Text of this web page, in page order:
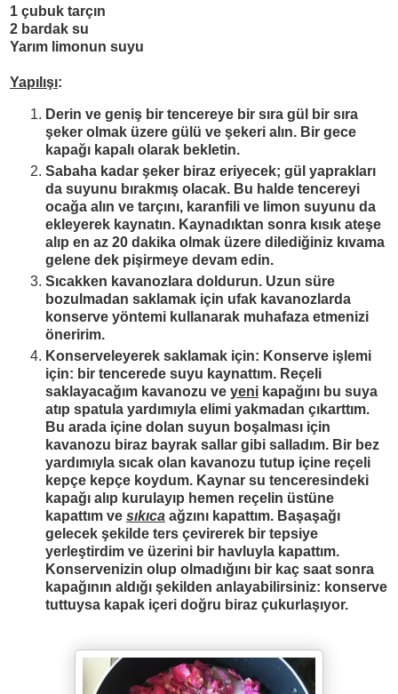
1 çubuk tarçın
2 bardak su
Yarım limonun suyu
Yapılışı:
Derin ve geniş bir tencereye bir sıra gül bir sıra
şeker olmak üzere gülü ve şekeri alın. Bir gece
kapağı kapalı olarak bekletin.
Sabaha kadar şeker biraz eriyecek; gül yaprakları
da suyunu bırakmış olacak. Bu halde tencereyi
ocağa alın ve tarçını, karanfili ve limon suyunu da
ekleyerek kaynatın. Kaynadıktan sonra kısık ateşe
alıp en az 20 dakika olmak üzere dilediğiniz kıvama
gelene dek pişirmeye devam edin.
Sıcakken kavanozlara doldurun. Uzun süre
bozulmadan saklamak için ufak kavanozlarda
konserve yöntemi kullanarak muhafaza etmenizi
öneririm.
Konserveleyerek saklamak için: Konserve işlemi
için: bir tencerede suyu kaynattım. Reçeli
saklayacağım kavanozu ve yeni kapağını bu suya
atıp spatula yardımıyla elimi yakmadan çıkarttım.
Bu arada içine dolan suyun boşalması için
kavanozu biraz bayrak sallar gibi salladım. Bir bez
yardımıyla sıcak olan kavanozu tutup içine reçeli
kepçe kepçe koydum. Kaynar su tenceresindeki
kapağı alıp kurulayıp hemen reçelin üstüne
kapattım ve sıkıca ağzını kapattım. Başaşağı
gelecek şekilde ters çevirerek bir tepsiye
yerleştirdim ve üzerini bir havluyla kapattım.
Konservenizin olup olmadığını bir kaç saat sonra
kapağının aldığı şekilden anlayabilirsiniz: konserve
tuttuysa kapak içeri doğru biraz çukurlaşıyor.